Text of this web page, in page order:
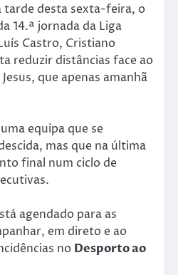
tarde desta sexta-feira, o
14.ª jornada da Liga
Castro, Cristiano
reduzir distâncias face ao
que apenas amanhã
equipa que se
mas que na última
final num ciclo de
agendado para as
em direto e ao
no Desporto ao